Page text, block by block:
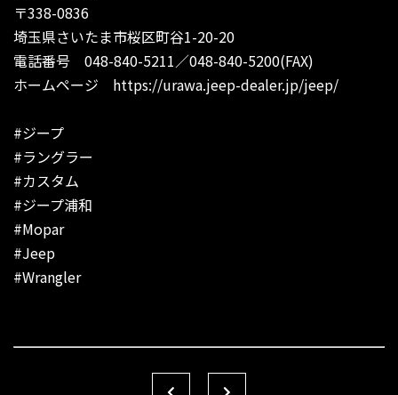
〒338-0836
埼玉県さいたま市桜区町谷1-20-20
電話番号 048-840-5211／048-840-5200(FAX)
ホームページ https://urawa.jeep-dealer.jp/jeep/
#ジープ
#ラングラー
#カスタム
#ジープ浦和
#Mopar
#Jeep
#Wrangler